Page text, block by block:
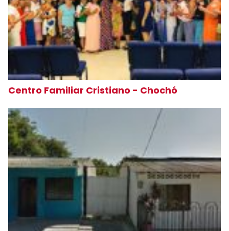
Centro Familiar Cristiano - Chochó